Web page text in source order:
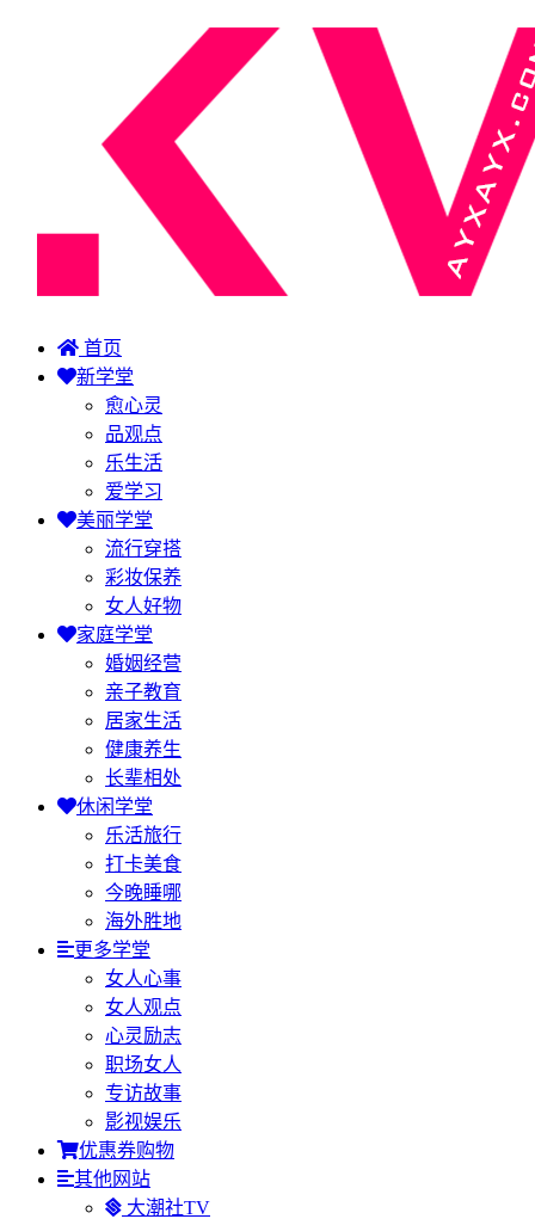
首页
新学堂
愈心灵
品观点
乐生活
爱学习
美丽学堂
流行穿搭
彩妆保养
女人好物
家庭学堂
婚姻经营
亲子教育
居家生活
健康养生
长辈相处
休闲学堂
乐活旅行
打卡美食
今晚睡哪
海外胜地
更多学堂
女人心事
女人观点
心灵励志
职场女人
专访故事
影视娱乐
优惠券购物
其他网站
大潮社TV